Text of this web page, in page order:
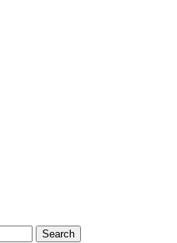
Search